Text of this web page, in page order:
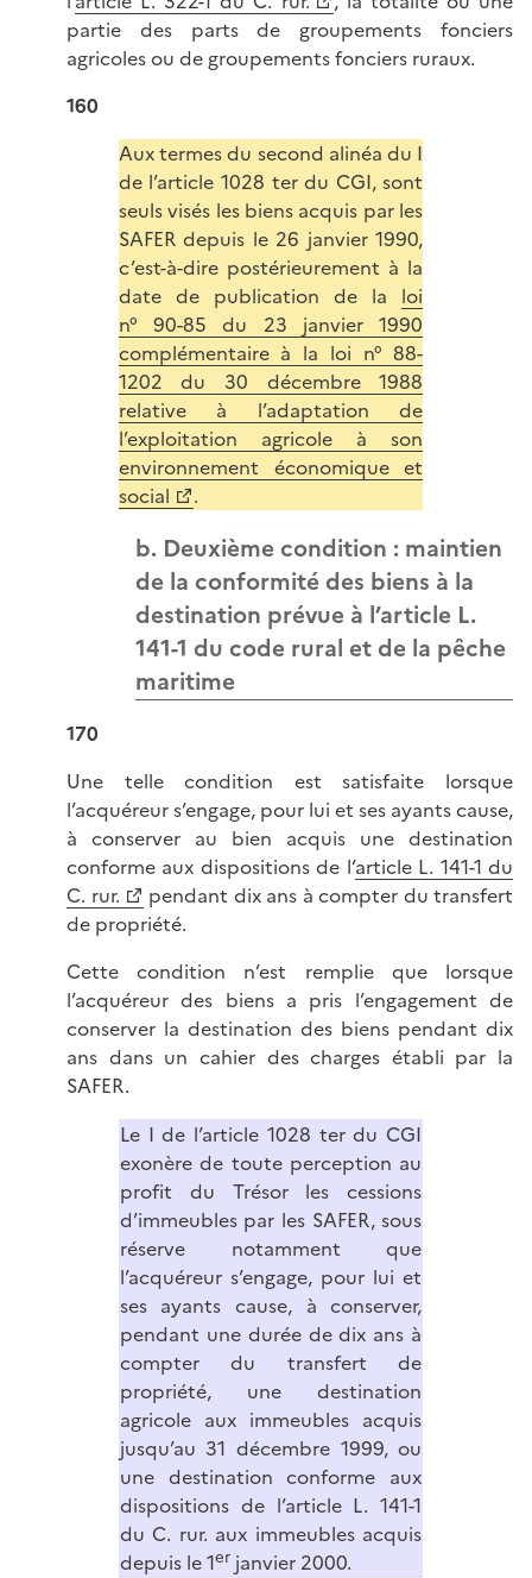
partie des parts de groupements fonciers
agricoles ou de groupements fonciers ruraux.
160
Aux termes du second alinéa du I
de l’article 1028 ter du CGI, sont
seuls visés les biens acquis par les
SAFER depuis le 26 janvier 1990,
c’est-à-dire postérieurement à la
date de publication de la loi
n° 90-85 du 23 janvier 1990
complémentaire à la loi n° 88-
1202 du 30 décembre 1988
relative à l’adaptation de
l’exploitation agricole à son
environnement économique et
social
.
b. Deuxième condition : maintien
de la conformité des biens à la
destination prévue à l’article L.
141-1 du code rural et de la pêche
maritime
170
Une telle condition est satisfaite lorsque
l’acquéreur s’engage, pour lui et ses ayants cause,
à conserver au bien acquis une destination
conforme aux dispositions de l’article L. 141-1 du
C. rur.
pendant dix ans à compter du transfert
de propriété.
Cette condition n’est remplie que lorsque
l’acquéreur des biens a pris l’engagement de
conserver la destination des biens pendant dix
ans dans un cahier des charges établi par la
SAFER.
Le I de l’article 1028 ter du CGI
exonère de toute perception au
profit du Trésor les cessions
d’immeubles par les SAFER, sous
réserve notamment que
l’acquéreur s’engage, pour lui et
ses ayants cause, à conserver,
pendant une durée de dix ans à
compter du transfert de
propriété, une destination
agricole aux immeubles acquis
jusqu’au 31 décembre 1999, ou
une destination conforme aux
dispositions de l’article L. 141-1
du C. rur. aux immeubles acquis
depuis le 1erjanvier 2000.